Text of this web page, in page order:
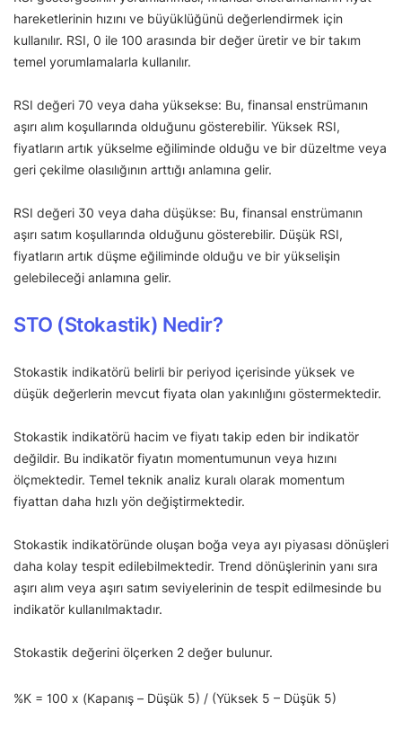
hareketlerinin hızını ve büyüklüğünü değerlendirmek için
kullanılır. RSI, 0 ile 100 arasında bir değer üretir ve bir takım
temel yorumlamalarla kullanılır.
RSI değeri 70 veya daha yüksekse: Bu, finansal enstrümanın
aşırı alım koşullarında olduğunu gösterebilir. Yüksek RSI,
fiyatların artık yükselme eğiliminde olduğu ve bir düzeltme veya
geri çekilme olasılığının arttığı anlamına gelir.
RSI değeri 30 veya daha düşükse: Bu, finansal enstrümanın
aşırı satım koşullarında olduğunu gösterebilir. Düşük RSI,
fiyatların artık düşme eğiliminde olduğu ve bir yükselişin
gelebileceği anlamına gelir.
STO (Stokastik) Nedir?
Stokastik indikatörü belirli bir periyod içerisinde yüksek ve
düşük değerlerin mevcut fiyata olan yakınlığını göstermektedir.
Stokastik indikatörü hacim ve fiyatı takip eden bir indikatör
değildir. Bu indikatör fiyatın momentumunun veya hızını
ölçmektedir. Temel teknik analiz kuralı olarak momentum
fiyattan daha hızlı yön değiştirmektedir.
Stokastik indikatöründe oluşan boğa veya ayı piyasası dönüşleri
daha kolay tespit edilebilmektedir. Trend dönüşlerinin yanı sıra
aşırı alım veya aşırı satım seviyelerinin de tespit edilmesinde bu
indikatör kullanılmaktadır.
Stokastik değerini ölçerken 2 değer bulunur.
%K = 100 x (Kapanış – Düşük 5) / (Yüksek 5 – Düşük 5)